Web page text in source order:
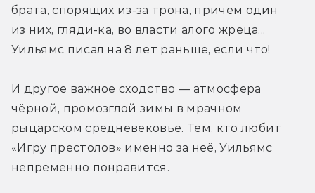
брата, спорящих из-за трона, причём один
из них, гляди-ка, во власти алого жреца...
Уильямс писал на 8 лет раньше, если что!
И другое важное сходство — атмосфера
чёрной, промозглой зимы в мрачном
рыцарском средневековье. Тем, кто любит
«Игру престолов» именно за неё, Уильямс
непременно понравится.